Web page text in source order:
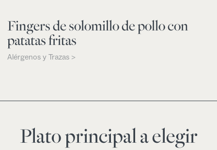
Fingers de solomillo de pollo con
patatas fritas
Alérgenos y Trazas >
Plato principal a elegir